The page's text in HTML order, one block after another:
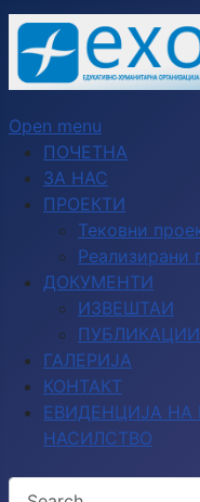
Open menu
ПОЧЕТНА
ЗА НАС
ПРОЕКТИ
Тековни
Реализирани
ДОКУМЕНТИ
ИЗВЕШТАИ
ПУБЛИКАЦИИ
ГАЛЕРИЈА
КОНТАКТ
ЕВИДЕНЦИЈА НА
НАСИЛСТВО
Search